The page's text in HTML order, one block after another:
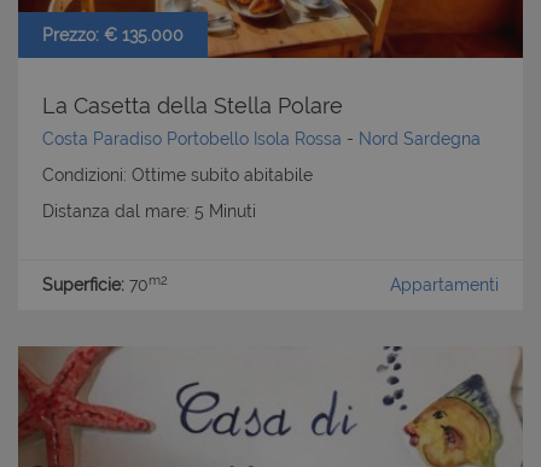
Prezzo: € 135.000
La Casetta della Stella Polare
Costa Paradiso Portobello Isola Rossa - Nord Sardegna
Condizioni: Ottime subito abitabile
Distanza dal mare: 5 Minuti
Superficie: 70m2 Appartamenti